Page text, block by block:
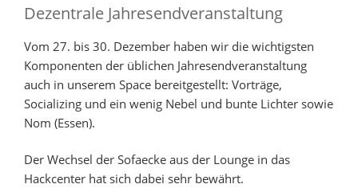
Dezentrale Jahresendveranstaltung
Vom 27. bis 30. Dezember haben wir die wichtigsten
Komponenten der üblichen Jahresendveranstaltung
auch in unserem Space bereitgestellt: Vorträge,
Socializing und ein wenig Nebel und bunte Lichter sowie
Nom (Essen).
Der Wechsel der Sofaecke aus der Lounge in das
Hackcenter hat sich dabei sehr bewährt.